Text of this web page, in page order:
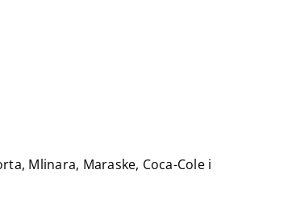
Mlinara, Maraske, Coca-Cole i